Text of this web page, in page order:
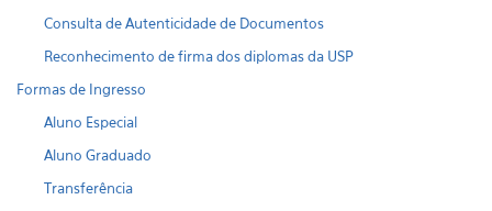
Consulta de Autenticidade de Documentos
Reconhecimento de firma dos diplomas da USP
Formas de Ingresso
Aluno Especial
Aluno Graduado
Transferência